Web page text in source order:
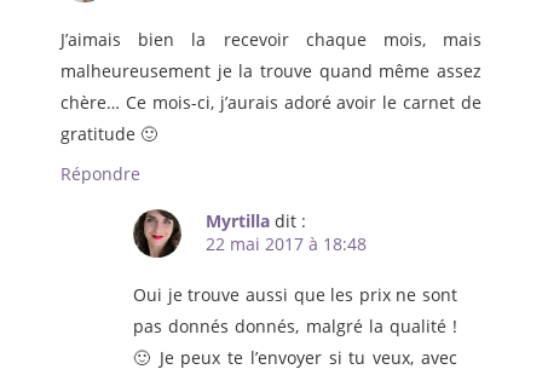
J’aimais bien la recevoir chaque mois, mais
malheureusement je la trouve quand même assez
chère… Ce mois-ci, j’aurais adoré avoir le carnet de
gratitude 🙂
Répondre
Myrtilla dit :
22 mai 2017 à 18:48
Oui je trouve aussi que les prix ne sont
pas donnés donnés, malgré la qualité !
🙂 Je peux te l’envoyer si tu veux, avec